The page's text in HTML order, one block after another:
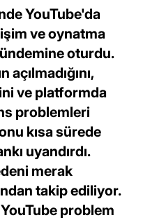
YouTube'da
ve oynatma
oturdu.
açılmadığını,
ve platformda
problemleri
kısa sürede
uyandırdı.
merak
takip ediliyor.
problem